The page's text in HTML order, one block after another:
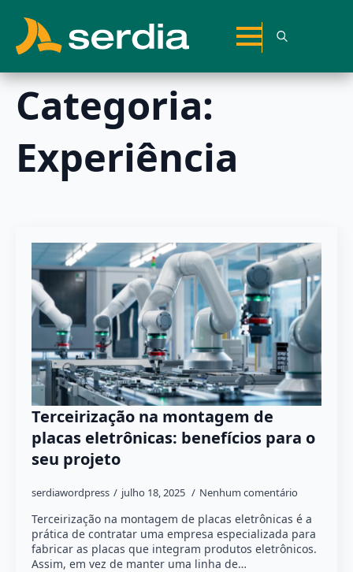
Search
for:
Categoria:
Experiência
Terceirização na montagem de
placas eletrônicas: benefícios para o
seu projeto
serdiawordpress julho 18, 2025 Nenhum comentário
Terceirização na montagem de placas eletrônicas é a
prática de contratar uma empresa especializada para
fabricar as placas que integram produtos eletrônicos.
Assim, em vez de manter uma linha de…